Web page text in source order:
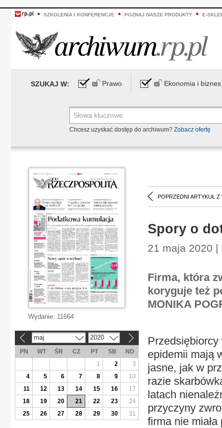
SZKOLENIA I KONFERENCJE POZNAJ NASZE PRODUKTY E-
SZUKAJ W: Prawo Ekonomia i biznes
Chcesz uzyskać dostęp do archiwum? Zobacz ofertę
POPRZEDNI ARTYKUŁ Z
Spory o
21 maja 2020 |
Firma, która
koryguje też
MONIKA
epidemii mają
jasne, jak w
razie
latach
przyczyny
firma nie
Wydanie: 11664
maj 2020
PN WT ŚR CZ PT SB
ND
1
2
3
4
5 6 7 8 9
10
11
12 13 14 15 16
17
18
19 20 21 22 23
24
25
26 27 28 29 30 31